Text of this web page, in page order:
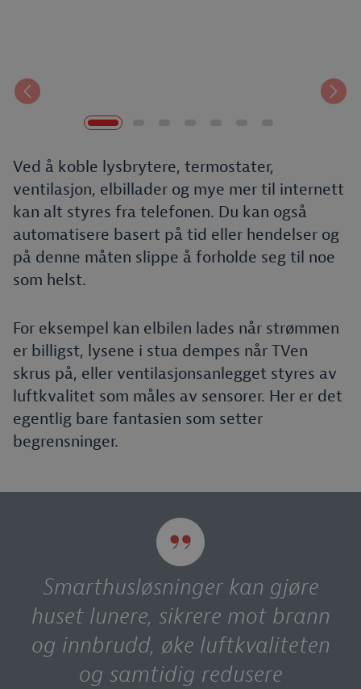
Forrige
Ved å koble lysbrytere, termostater,
ventilasjon, elbillader og mye mer til internett
kan alt styres fra telefonen. Du kan også
automatisere basert på tid eller hendelser og
på denne måten slippe å forholde seg til noe
som helst.
For eksempel kan elbilen lades når strømmen
er billigst, lysene i stua dempes når TVen
skrus på, eller ventilasjonsanlegget styres av
luftkvalitet som måles av sensorer. Her er det
egentlig bare fantasien som setter
begrensninger.
Smarthusløsninger kan gjøre
huset lunere, sikrere mot brann
og innbrudd, øke luftkvaliteten
og samtidig redusere